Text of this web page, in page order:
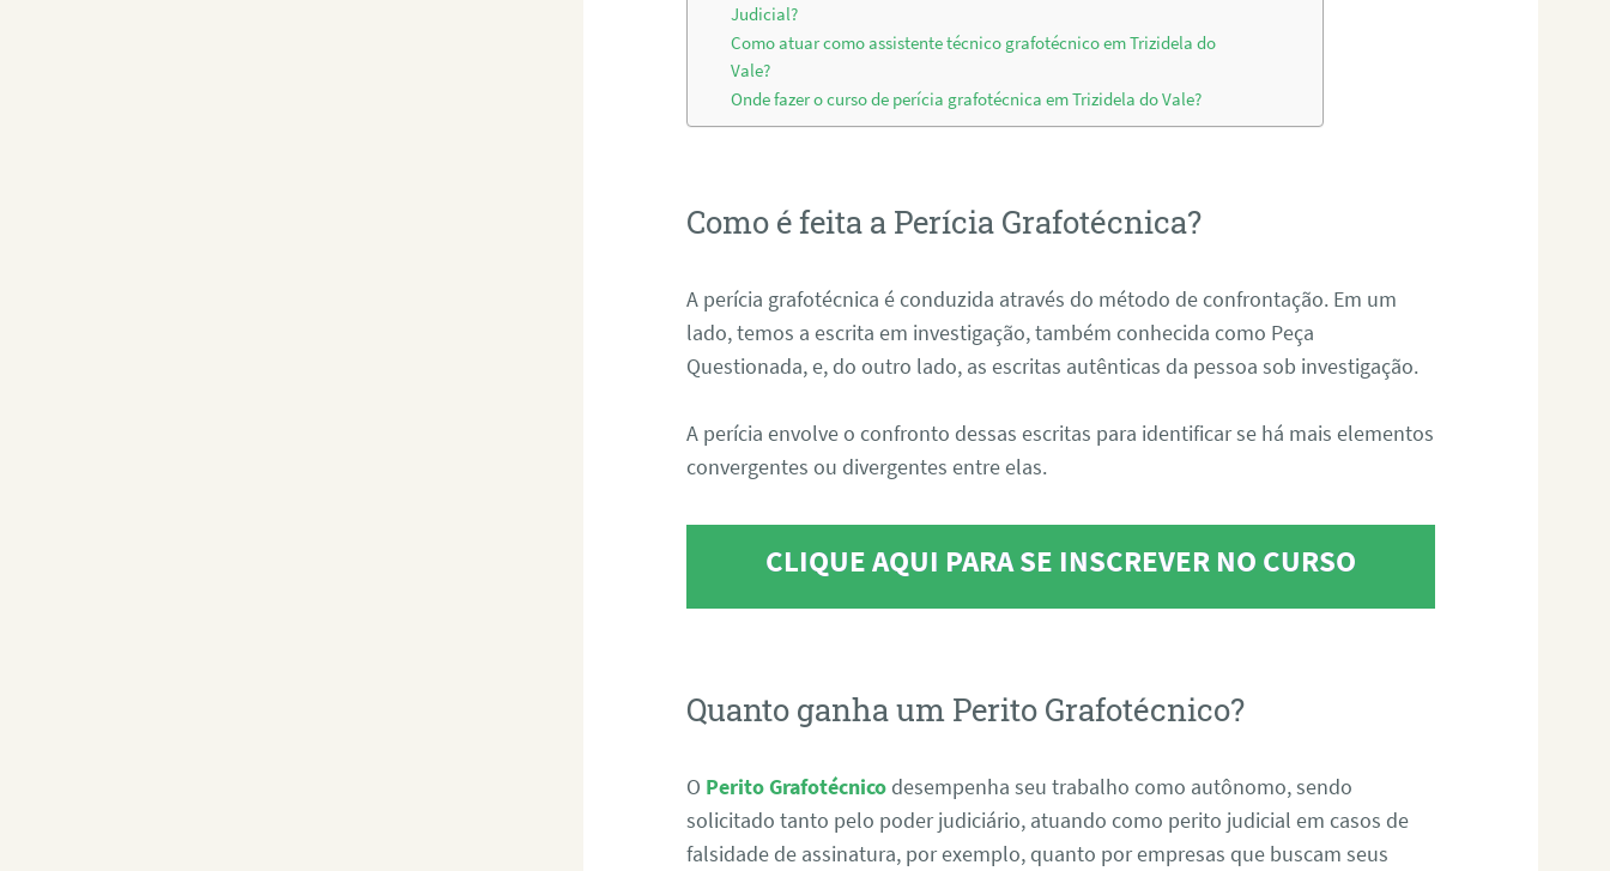
Judicial?
Como atuar como assistente técnico grafotécnico em Trizidela do
Vale?
Onde fazer o curso de perícia grafotécnica em Trizidela do Vale?
Como é feita a Perícia Grafotécnica?
A perícia grafotécnica é conduzida através do método de confrontação. Em um
lado, temos a escrita em investigação, também conhecida como Peça
Questionada, e, do outro lado, as escritas autênticas da pessoa sob investigação.
A perícia envolve o confronto dessas escritas para identificar se há mais elementos
convergentes ou divergentes entre elas.
CLIQUE AQUI PARA SE INSCREVER NO CURSO
Quanto ganha um Perito Grafotécnico?
O Perito Grafotécnico desempenha seu trabalho como autônomo, sendo
solicitado tanto pelo poder judiciário, atuando como perito judicial em casos de
falsidade de assinatura, por exemplo, quanto por empresas que buscam seus